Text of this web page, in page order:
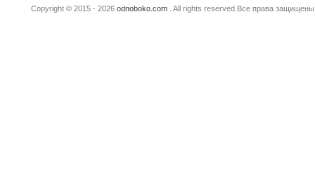
Copyright © 2015 - 2026 odnoboko.com. All rights reserved.Все права защищены.